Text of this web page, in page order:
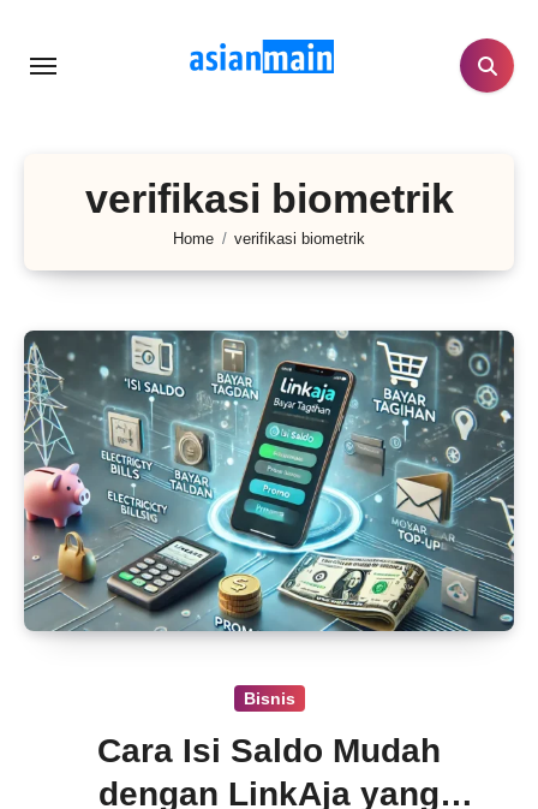
verifikasi biometrik
Home verifikasi biometrik
Bisnis
Cara Isi Saldo Mudah
dengan LinkAja yang